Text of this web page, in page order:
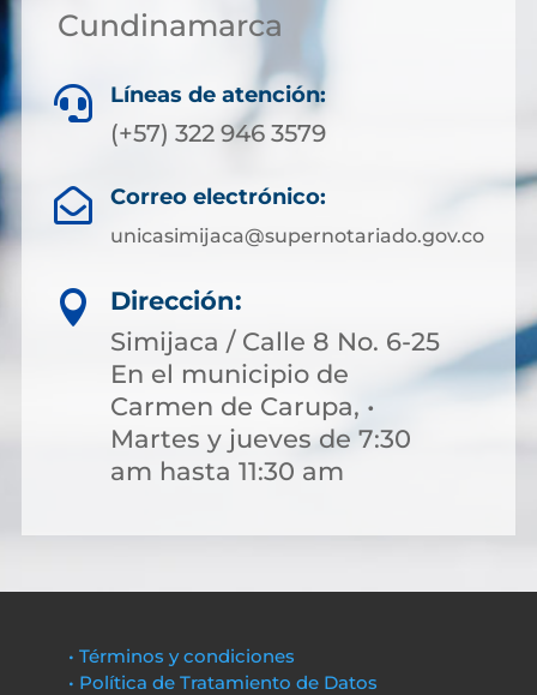
Cundinamarca
 Líneas de atención:
(+57) 322 946 3579
 Correo electrónico:
unicasimijaca@supernotariado.gov.co

Dirección:
Simijaca / Calle 8 No. 6-25
En el municipio de
Carmen de Carupa, •
Martes y jueves de 7:30
am hasta 11:30 am
• Términos y condiciones
• Política de Tratamiento de Datos